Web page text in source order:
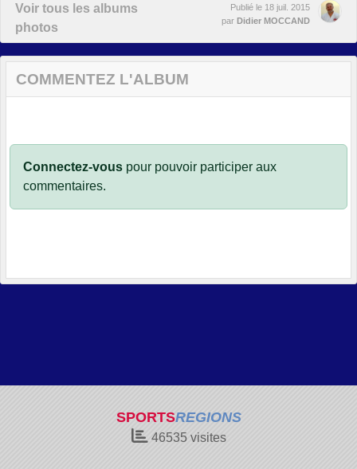
Voir tous les albums
photos
Publié le 18 juil. 2015
par Didier MOCCAND
COMMENTEZ L'ALBUM
Connectez-vous pour pouvoir participer aux
commentaires.
SPORTSREGIONS
46535visites